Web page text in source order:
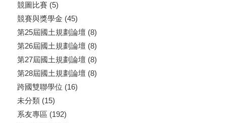
競圖比賽 (5)
競賽與獎學金 (45)
第25屆國土規劃論壇 (8)
第26屆國土規劃論壇 (8)
第27屆國土規劃論壇 (8)
第28屆國土規劃論壇 (8)
跨國雙聯學位 (16)
未分類(15)
系友專區 (192)